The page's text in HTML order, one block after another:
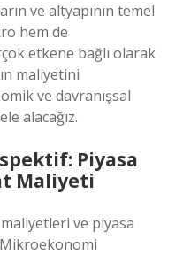
ve altyapının temel
hem de
etkene bağlı olarak
maliyetini
ve davranışsal
alacağız.
Piyasa
Maliyeti
ve piyasa